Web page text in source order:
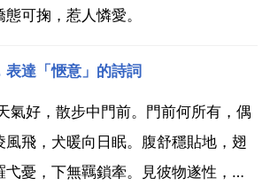
可掬，惹人憐愛。
達「愜意」的詩詞
氣好，散步中門前。門前何所有，偶
飛，犬暖向日眠。腹舒穩貼地，翅
憂，下無羈鎖牽。見彼物遂性，我